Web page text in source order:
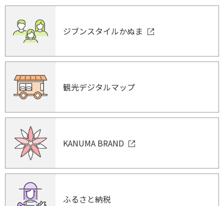
ジブンスタイルかぬま
観光デジタルマップ
KANUMA BRAND
ふるさと納税